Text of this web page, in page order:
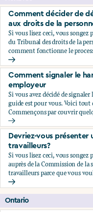
Comment décider de
aux droits de la
Si vous lisez ceci, vous
du Tribunal des droits de la
comment fonctionne le
Comment décider de
Comment signaler le
employeur
Si vous avez décidé de
guide est pour vous. Voici tout
Commençons par couvrir
Comment signaler le
Devriez-vous présenter
travailleurs?
Si vous lisez ceci, vous songez
auprès de la Commission de
travailleurs parce que vous
Devriez-vous présenter
Ontario